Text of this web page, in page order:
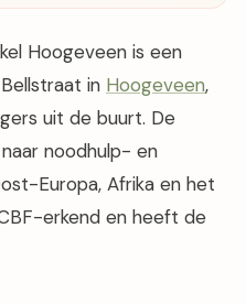
Hoogeveen is een
in Hoogeveen,
uit de buurt. De
naar noodhulp- en
Europa, Afrika en het
erkend en heeft de